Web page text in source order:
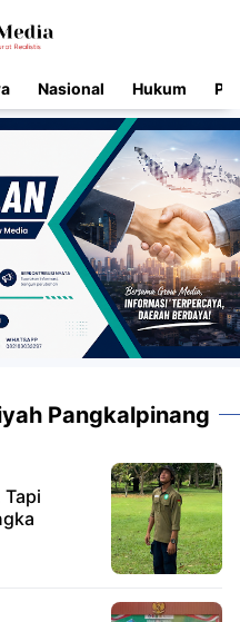
Nasional Hukum
Pangkalpinang
Tapi